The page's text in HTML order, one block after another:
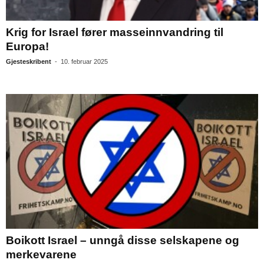
Krig for Israel fører masseinnvandring til
Europa!
Gjesteskribent - 10. februar 2025
Boikott Israel – unngå disse selskapene og
merkevarene